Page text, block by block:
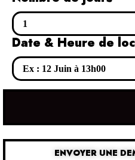
Date & Heure de
ENVOYER UNE